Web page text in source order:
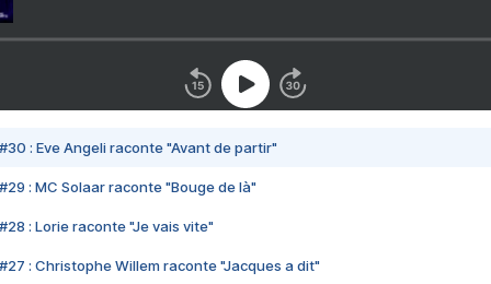
#30 : Eve Angeli raconte "Avant de partir"
#29 : MC Solaar raconte "Bouge de là"
#28 : Lorie raconte "Je vais vite"
#27 : Christophe Willem raconte "Jacques a dit"